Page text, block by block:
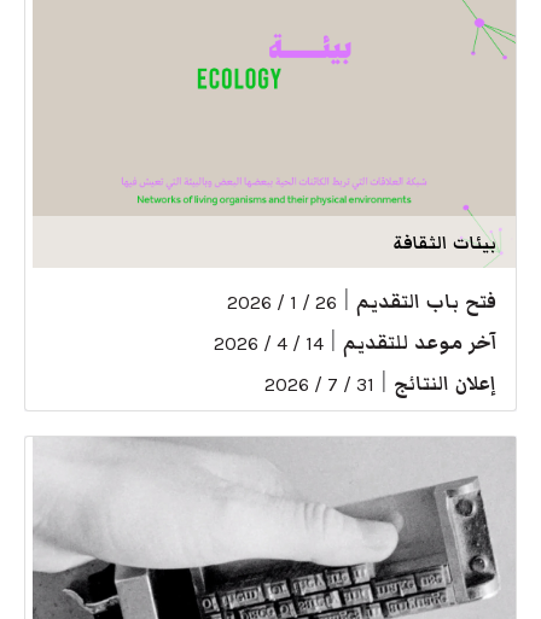
بيئات الثقافة
فتح باب التقديم 26 / 1 / 2026
آخر موعد للتقديم 14 / 4 / 2026
إعلان النتائج 31 / 7 / 2026